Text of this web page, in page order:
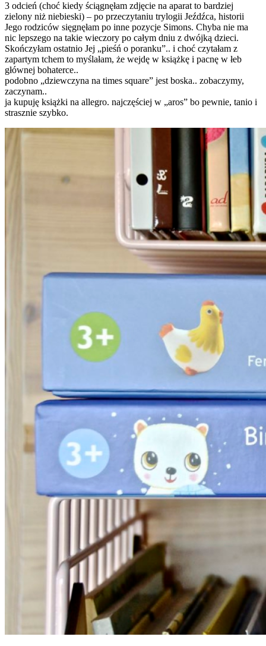
3 odcień (choć kiedy ściągnęłam zdjęcie na aparat to bardziej
zielony niż niebieski) – po przeczytaniu trylogii Jeźdźca, historii
Jego rodziców sięgnęłam po inne pozycje Simons. Chyba nie ma
nic lepszego na takie wieczory po całym dniu z dwójką dzieci.
Skończyłam ostatnio Jej „pieśń o poranku”.. i choć czytałam z
zapartym tchem to myślałam, że wejdę w książkę i pacnę w łeb
głównej bohaterce..
podobno „dziewczyna na times square” jest boska.. zobaczymy,
zaczynam..
ja kupuję książki na allegro. najczęściej w „aros” bo pewnie, tanio i
strasznie szybko.